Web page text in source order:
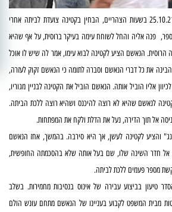
איגור אולסיק הודה, כי בתאריך 25.10.21 בשעות הצהריים, הבחין בקטינה צועדת לביתה אחרי
פנה אליה והחל לשוחח עימה בעיקר ברוסית, על אף שהיא
הרוסית. הנאשם הציע לקטינה לבוא עימו, אמר לה שיש לו אוכל
את כל דברי הנאשם וסברה לתומה כי הנאשם זקוק לעזרה,
אליו הוביל אותה. הנאשם הוביל את הקטינה לבניין מגוריו,
לנאשם שהיא לא רוצה להיכנס ושהיא רוצה ללכת הביתה.
אל תוך הדירה, נעל את הדלת ולקח את המפתחות.
והציע לקטינה לעשן, אך היא סירבה. בהמשך, אחז הנאשם
אל חדר השינה שלו, שם בעל אותה שלא בהסכמתה החופשית,
מספר פעמים ללכת לביתה.
טיעון בביצוע עבירה של אינוס בנסיבות מחמירות. בשלב
מבית המשפט לקבוע בעניינו של הנאשם מתחם עונש הולם